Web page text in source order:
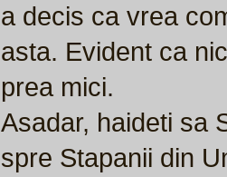
a decis ca vrea
asta. Evident ca
prea mici.
Asadar, haideti sa
spre Stapanii din